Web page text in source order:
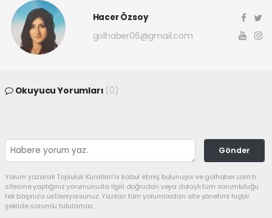
Hacer Özsoy
golhaber06@gmail.com
Okuyucu Yorumları (0)
Gönder
Yorum yazarak Topluluk Kuralları’nı kabul etmiş bulunuyor ve golhaber.com.tr
sitesine yaptığınız yorumunuzla ilgili doğrudan veya dolaylı tüm sorumluluğu
tek başınıza üstleniyorsunuz. Yazılan tüm yorumlardan site yönetimi hiçbir
şekilde sorumlu tutulamaz.